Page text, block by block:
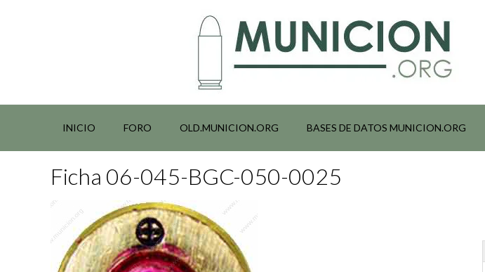
INICIO FORO OLD.MUNICION.ORG BASES DE DATOS MUNICION.ORG
Ficha 06-045-BGC-050-0025